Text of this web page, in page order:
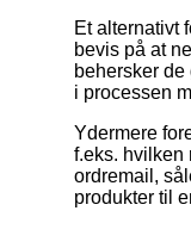
Et alternativt
bevis på at
behersker
i processen
Ydermere
f.eks. hvilken
ordremail,
produkter til